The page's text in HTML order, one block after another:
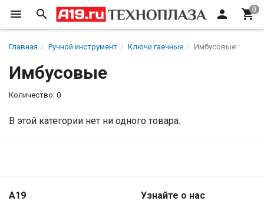
Главная Ручной инструмент Ключи гаечные Имбусовые
Имбусовые
Количество: 0
В этой категории нет ни одного товара.
A19 Узнайте о нас